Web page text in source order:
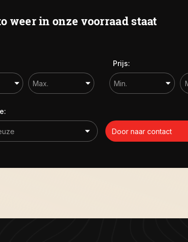
weer in onze voorraad staat
Prijs:
Door naar contact